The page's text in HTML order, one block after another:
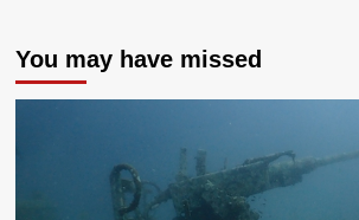
You may have missed